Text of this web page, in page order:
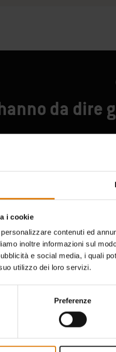
i cookie
contenuti ed
inoltre informazioni sul
e social media, i quali
utilizzo dei loro servizi.
Preferenze
da dire